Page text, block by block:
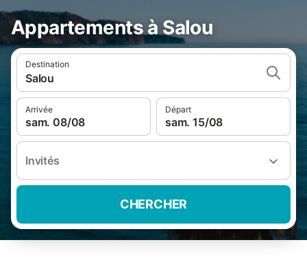
Appartements à Salou
Destination
Salou
Arrivée
sam. 08/08
Départ
sam. 15/08
Invités
CHERCHER